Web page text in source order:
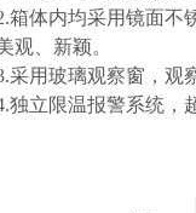
箱体内均采用镜面不
观、新颖。
采用玻璃观察窗，观
独立限温报警系统，